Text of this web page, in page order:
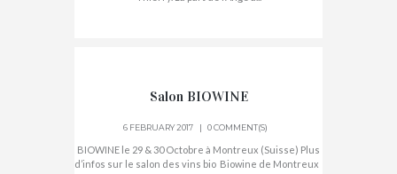
Salon BIOWINE
6 FEBRUARY 2017 0 COMMENT(S)
BIOWINE le 29 & 30 Octobre à Montreux (Suisse) Plus
d’infos sur le salon des vins bio Biowine de Montreux